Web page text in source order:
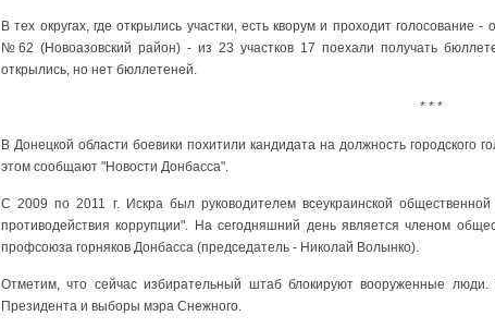
В тех округах, где открылись участки, есть кворум и проходит голосование
№62 (Новоазовский район) - из 23 участков 17 поехали получать
открылись, но нет бюллетеней.
* * *
В Донецкой области боевики похитили кандидата на должность городского
этом сообщают "Новости Донбасса".
С 2009 по 2011 г. Искра был руководителем всеукраинской
противодействия коррупции". На сегодняшний день является членом
профсоюза горняков Донбасса (председатель - Николай Волынко).
Отметим, что сейчас избирательный штаб блокируют вооруженные
Президента и выборы мэра Снежного.